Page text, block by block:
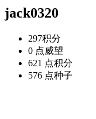
jack0320
297积分
0 点威望
621 点积分
576 点种子